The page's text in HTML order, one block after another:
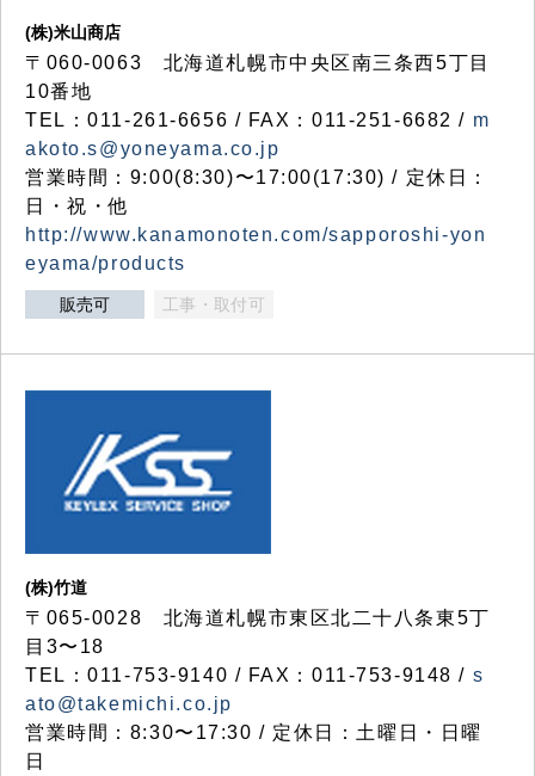
(株)米山商店
〒060-0063 北海道札幌市中央区南三条西5丁目
10番地
TEL：011-261-6656 / FAX：011-251-6682 / m
akoto.s@yoneyama.co.jp
営業時間：9:00(8:30)〜17:00(17:30) / 定休日：
日・祝・他
http://www.kanamonoten.com/sapporoshi-yon
eyama/products
販売可 工事・取付可
(株)竹道
〒065-0028 北海道札幌市東区北二十八条東5丁
目3〜18
TEL：011-753-9140 / FAX：011-753-9148 / s
ato@takemichi.co.jp
営業時間：8:30〜17:30 / 定休日：土曜日・日曜
日